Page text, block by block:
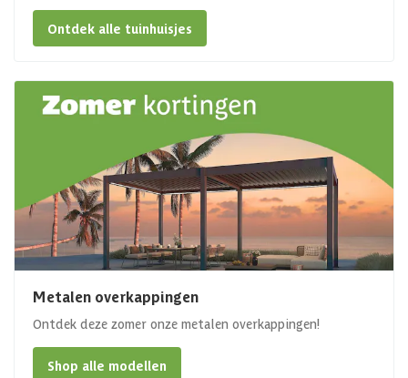
Ontdek alle tuinhuisjes
Metalen overkappingen
Ontdek deze zomer onze metalen overkappingen!
Shop alle modellen